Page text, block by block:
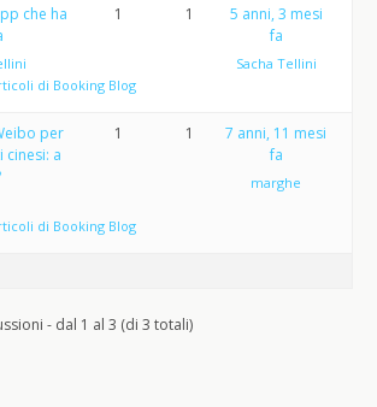
che ha
di Booking Blog
1 1
5 anni, 3 mesi
fa
Sacha Tellini
per
cinesi: a
di Booking Blog
1 1
7 anni, 11 mesi
fa
marghe
- dal 1 al 3 (di 3 totali)